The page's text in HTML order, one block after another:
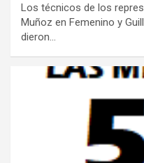
Los técnicos de los
Muñoz en Femenino y
dieron…